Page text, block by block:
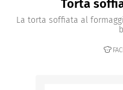
Torta
La torta soffiata al